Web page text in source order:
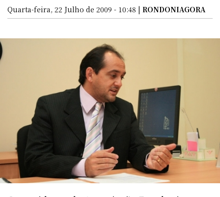
Quarta-feira, 22 Julho de 2009 - 10:48 | RONDONIAGORA